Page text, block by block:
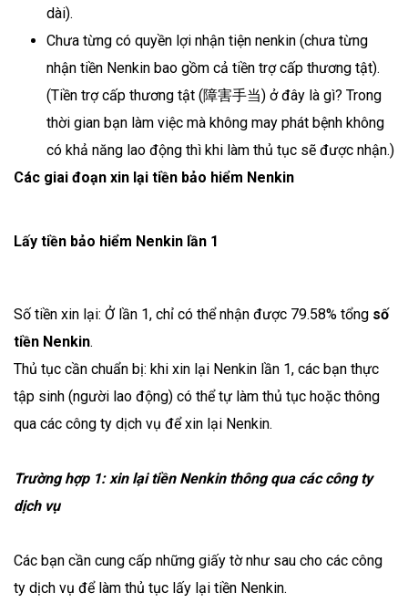
dài).
Chưa từng có quyền lợi nhận tiện nenkin (chưa từng
nhận tiền Nenkin bao gồm cả tiền trợ cấp thương tật).
(Tiền trợ cấp thương tật (障害手当) ở đây là gì? Trong
thời gian bạn làm việc mà không may phát bệnh không
có khả năng lao động thì khi làm thủ tục sẽ được nhận.)
Các giai đoạn xin lại tiền bảo hiểm Nenkin
Lấy tiền bảo hiểm Nenkin lần 1
Số tiền xin lại: Ở lần 1, chỉ có thể nhận được 79.58% tổng số
tiền Nenkin.
Thủ tục cần chuẩn bị: khi xin lại Nenkin lần 1, các bạn thực
tập sinh (người lao động) có thể tự làm thủ tục hoặc thông
qua các công ty dịch vụ để xin lại Nenkin.
Trường hợp 1: xin lạitiền Nenkin thông qua các công ty
dịch vụ
Các bạn cần cung cấp những giấy tờ như sau cho các công
ty dịch vụ để làm thủ tục lấy lại tiền Nenkin.